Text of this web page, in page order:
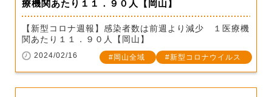
療機関あたり１１．９０人【岡山】
【新型コロナ週報】感染者数は前週より減少 １医療機
関あたり１１．９０人【岡山】
2024/02/16 岡山全域 新型コロナウイルス